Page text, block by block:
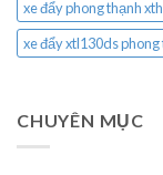
xe đẩy phong thạnh
xe đẩy xtl130ds phong
CHUYÊN MỤC